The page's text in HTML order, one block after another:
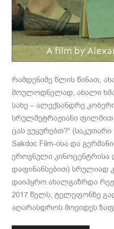
რამდენიმე წლის წინათ,
მოულოდნელად, ახალი ხმა
სახე – ალექსანდრე
სრულმეტრაჟიანი
ცას ვუყურებთ?“
Sakdoc Film-ისა და
ეროვნული კინოცენტრისა
დაფინანსებით) სრულიად
დაიპყრო.ახალგაზრდა
2017 წელს, ტელეფონზე
აღარასდროს მოვიდეს